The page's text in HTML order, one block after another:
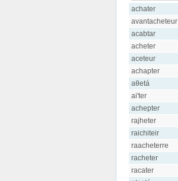
achater
avantacheteur
acabtar
acheter
aceteur
achapter
aθetá
ai'ter
achepter
rajheter
raichiteir
raacheterre
racheter
racater